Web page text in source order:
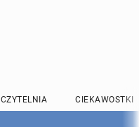
CZYTELNIA CIEKAWOSTKI